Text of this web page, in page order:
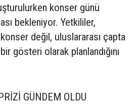
konser günü
bekleniyor. Yetkililer,
değil, uluslararası çapta
gösteri olarak planlandığını
GÜNDEM OLDU